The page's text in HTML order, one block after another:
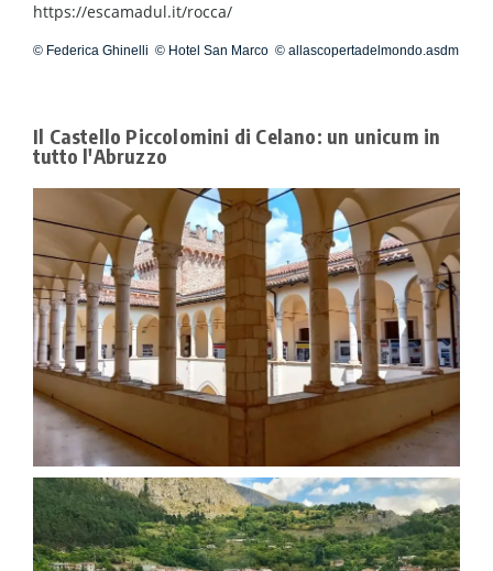
https://escamadul.it/rocca/
© Federica Ghinelli © Hotel San Marco © allascopertadelmondo.asdm
Il Castello Piccolomini di Celano: un unicum in
tutto l'Abruzzo